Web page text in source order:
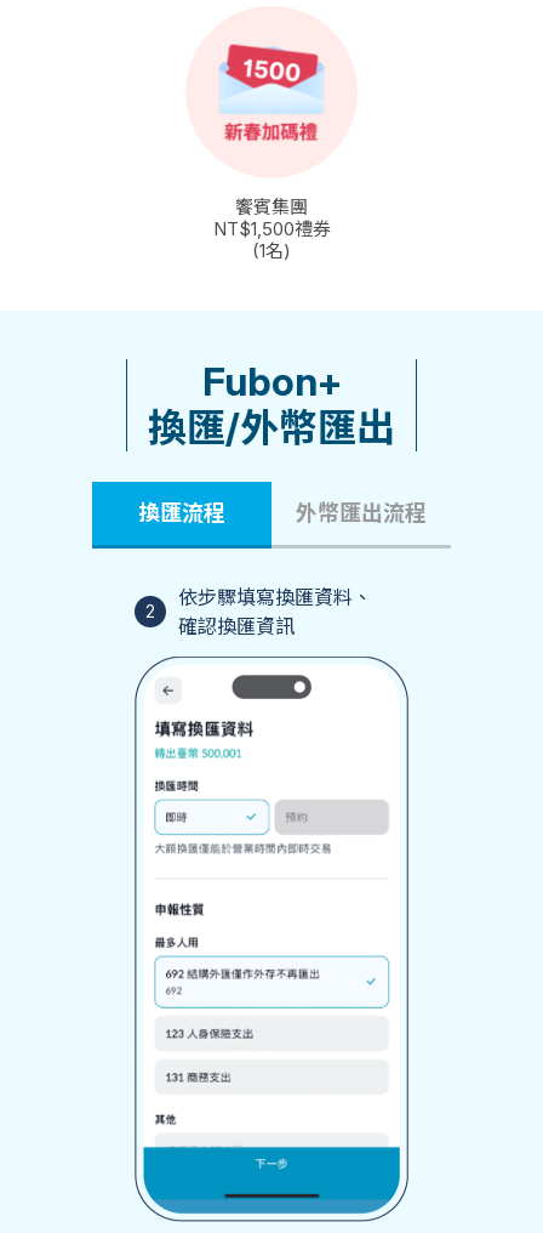
饗賓集團
NT$1,500禮券
(1名)
Fubon+
換匯/外幣匯出
換匯流程 外幣匯出流程
2
依步驟填寫換匯資料、
確認換匯資訊